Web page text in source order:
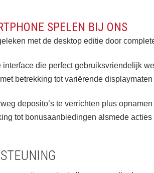
SPELEN BIJ ONS
met de desktop editie door
die perfect gebruiksvriendelijk
betrekking tot variërende
deposito’s te verrichten plus
tot bonusaanbiedingen alsmede